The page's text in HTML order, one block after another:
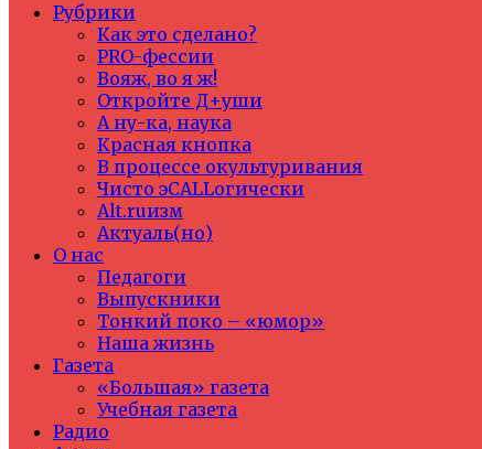
Рубрики
Как это сделано?
PRO-фессии
Вояж, во я ж!
Откройте Д+уши
А ну-ка, наука
Красная кнопка
В процессе окультуривания
Чисто эCALLогически
Alt.ruизм
Актуаль(но)
О нас
Педагоги
Выпускники
Тонкий поко – «юмор»
Наша жизнь
Газета
«Большая» газета
Учебная газета
Радио